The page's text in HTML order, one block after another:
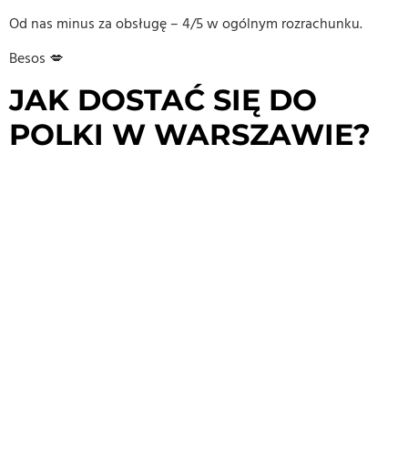
Od nas minus za obsługę – 4/5 w ogólnym rozrachunku.
Besos 💋
JAK DOSTAĆ SIĘ DO
POLKI W WARSZAWIE?